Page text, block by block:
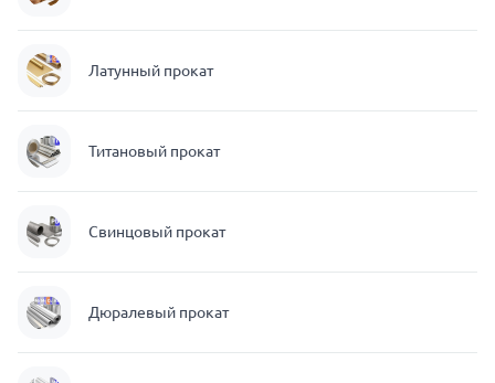
Латунный прокат
Титановый прокат
Свинцовый прокат
Дюралевый прокат